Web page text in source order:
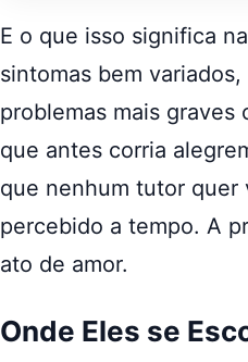
E o que isso significa
sintomas bem
problemas mais graves
que antes corria
que nenhum tutor quer
percebido a tempo. A
ato de amor.
Onde Eles se